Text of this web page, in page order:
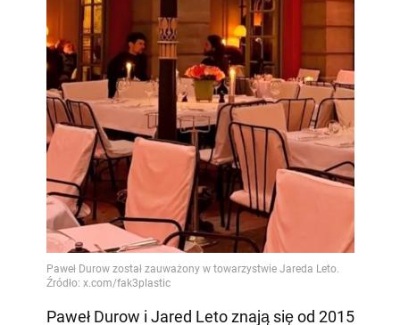
Paweł Durow i Jared Leto znają się od 2015